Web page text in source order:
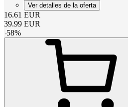
Ver detalles de la oferta
16.61 EUR
39.99 EUR
-58%